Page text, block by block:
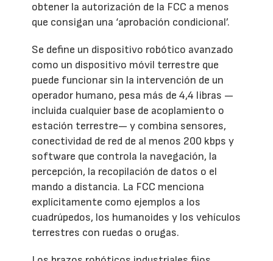
obtener la autorización de la FCC a menos
que consigan una ‘aprobación condicional’.
Se define un dispositivo robótico avanzado
como un dispositivo móvil terrestre que
puede funcionar sin la intervención de un
operador humano, pesa más de 4,4 libras —
incluida cualquier base de acoplamiento o
estación terrestre— y combina sensores,
conectividad de red de al menos 200 kbps y
software que controla la navegación, la
percepción, la recopilación de datos o el
mando a distancia. La FCC menciona
explícitamente como ejemplos a los
cuadrúpedos, los humanoides y los vehículos
terrestres con ruedas o orugas.